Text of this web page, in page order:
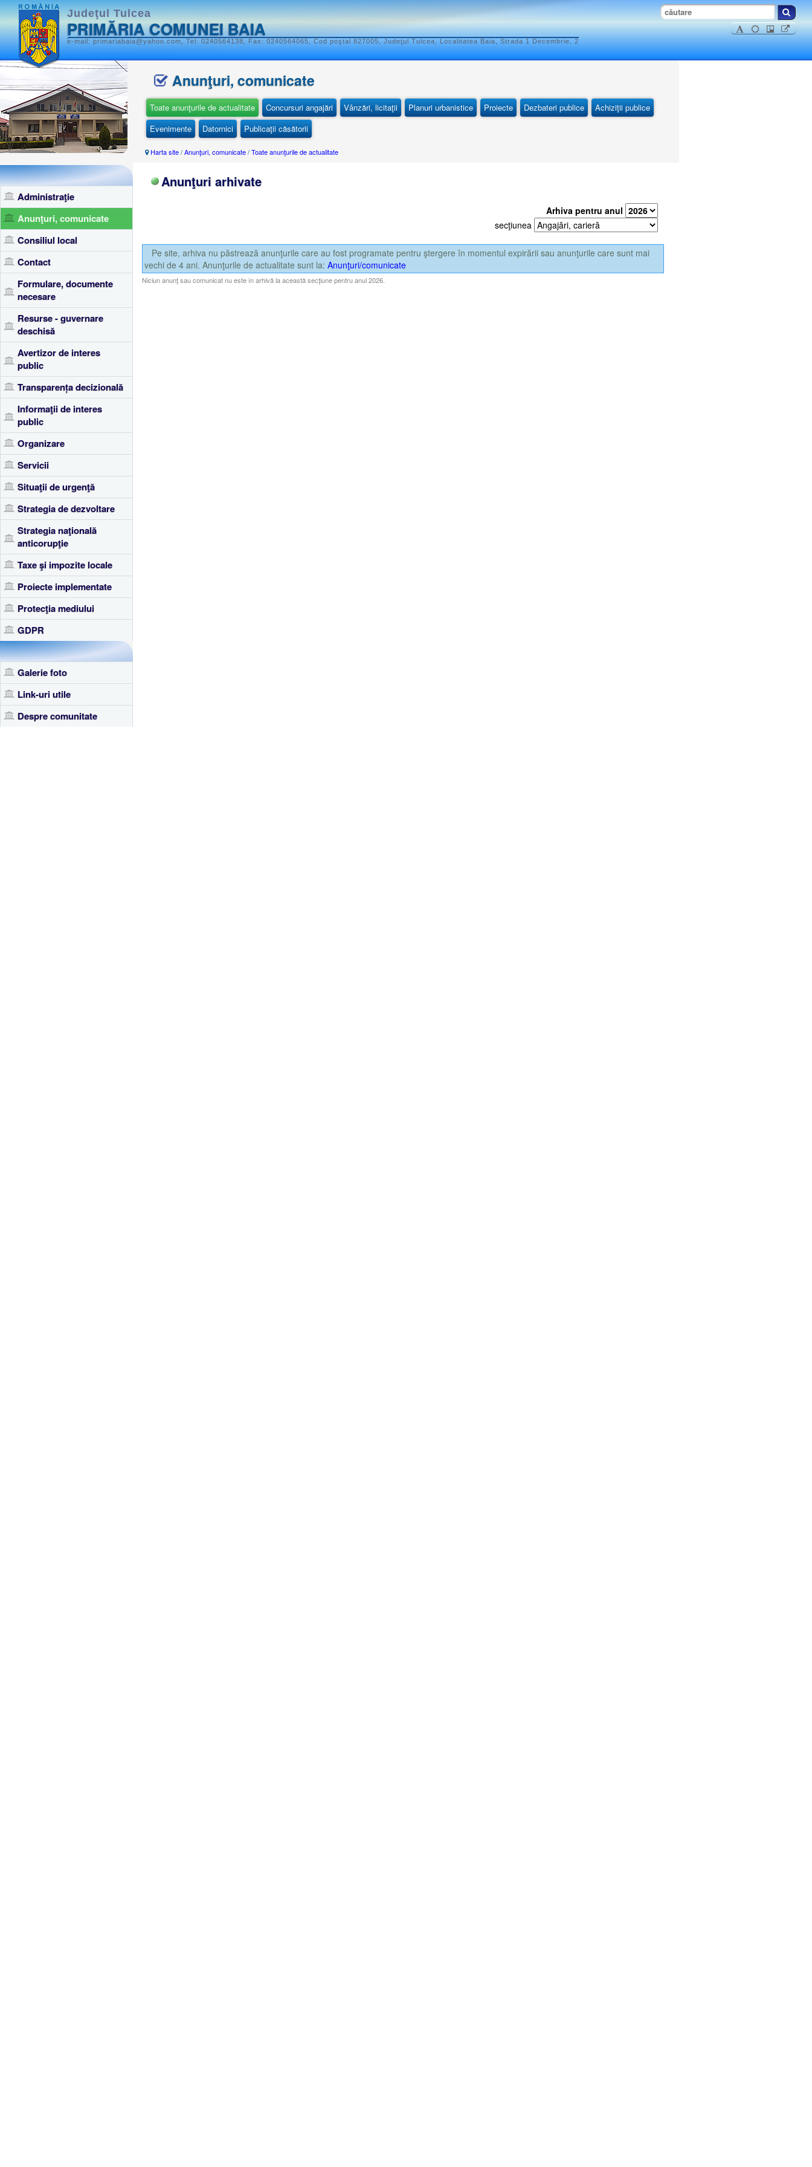
Judeţul Tulcea
PRIMĂRIA COMUNEI BAIA
e-mail: primariabaia@yahoo.com, Tel: 0240564138, Fax: 0240564065, Cod poştal 827005, Judeţul Tulcea, Localitatea Baia, Strada 1 Decembrie, 2
Administraţie
Anunţuri, comunicate
Consiliul local
Contact
Formulare, documente
necesare
Resurse - guvernare
deschisă
Avertizor de interes
public
Transparența decizională
Informaţii de interes
public
Organizare
Servicii
Situaţii de urgenţă
Strategia de dezvoltare
Strategia naţională
anticorupţie
Taxe şi impozite locale
Proiecte implementate
Protecţia mediului
GDPR
Galerie foto
Link-uri utile
Despre comunitate
Anunţuri, comunicate
Toate anunţurile de actualitate Concursuri angajări Vânzări, licitaţii Planuri urbanistice Proiecte Dezbateri publice
Achiziţii publice
Evenimente
Datornici Publicaţii căsătorii
Harta site/Anunţuri, comunicate/Toate anunţurile de actualitate
Anunţuri arhivate
Arhiva pentru anul
secţiunea
Pe site, arhiva nu păstrează anunţurile care au fost programate pentru ştergere în momentul expirării sau anunţurile care sunt mai
vechi de 4 ani. Anunţurile de actualitate sunt la: Anunţuri/comunicate
Niciun anunţ sau comunicat nu este în arhivă la această secţiune pentru anul 2026.